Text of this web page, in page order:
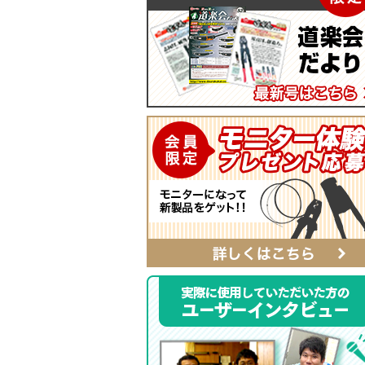
電工ジョイント
自動ポンチ
全ネジレンチ・ソケット
LEDライト
カチッとホルダー
SmartShuttoシリーズ
ソフトフィットシリーズ
SmartEdgeシリーズ
ハイクオリティ・レザーシリーズ
レザーシリーズ ナチュラル&ブラック
タイプ
ベルト
αシリーズ
タフロン電工ポケット
ハンマーホルダー